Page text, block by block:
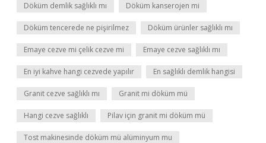
Döküm demlik sağlıklı mı Döküm kanserojen mi
Döküm tencerede ne pişirilmez Döküm ürünler sağlıklı mı
Emaye cezve mi çelik cezve mi Emaye cezve sağlıklı mı
En iyi kahve hangi cezvede yapılır En sağlıklı demlik hangisi
Granit cezve sağlıklı mı Granit mi döküm mü
Hangi cezve sağlıklı Pilav için granit mi döküm mü
Tost makinesinde döküm mü alüminyum mu